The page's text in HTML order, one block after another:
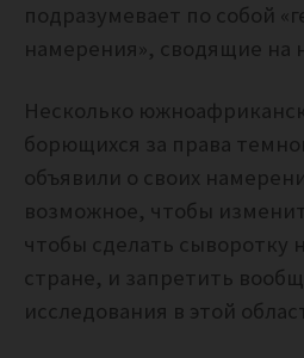
подразумевает по собой
намерения», сводящие на
Несколько
борющихся за права
объявили о своих
возможное, чтобы
чтобы сделать сыворотку
стране, и запретить
исследования в этой